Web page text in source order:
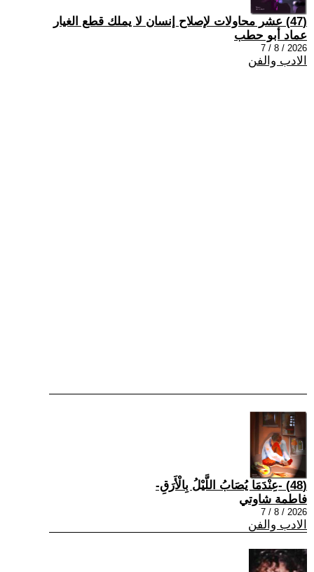
(47) عشر محاولات لإصلاح إنسان لا يملك قطع الغيار
عماد أبو حطب
2026 / 8 / 7
الادب والفن
(48) -عِنْدَمَا يُصَابُ اللَّيْلُ بِالْأَرَقِ-
فاطمة شاوتي
2026 / 8 / 7
الادب والفن